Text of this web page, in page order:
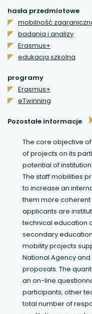
hasła przedmiotowe
mobilność
badania i analizy
Erasmus+
edukacja szkolna
programy
Erasmus+
eTwinning
Pozostałe informacje
The core objective
of projects on its
potential of
The staff mobilities
to increase an
them more coherent
applicants are
technical education
secondary
mobility projects
National Agency
proposals. The
an on-line
participants, other
total number of